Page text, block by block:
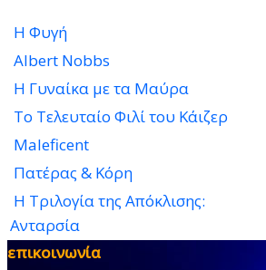
Η Φυγή
Albert Nobbs
Η Γυναίκα με τα Μαύρα
Το Τελευταίο Φιλί του Κάιζερ
Maleficent
Πατέρας & Κόρη
Η Τριλογία της Απόκλισης:
Ανταρσία
επικοινωνία